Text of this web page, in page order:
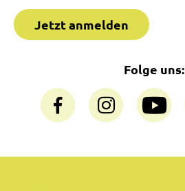
Jetzt anmelden
Folge uns: